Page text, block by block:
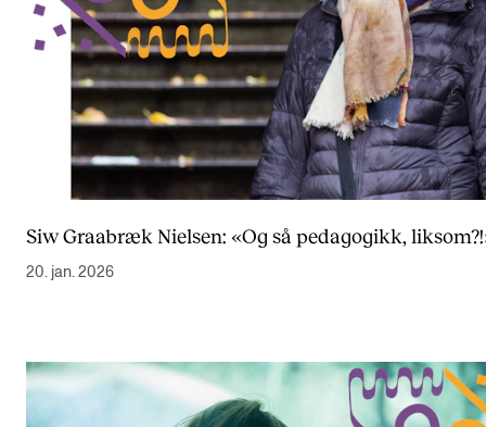
Siw Graabræk Nielsen: «Og så pedagogikk,
20. jan. 2026